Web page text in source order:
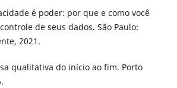
é poder: por que e como você
de seus dados. São Paulo:
2021.
qualitativa do início ao fim. Porto